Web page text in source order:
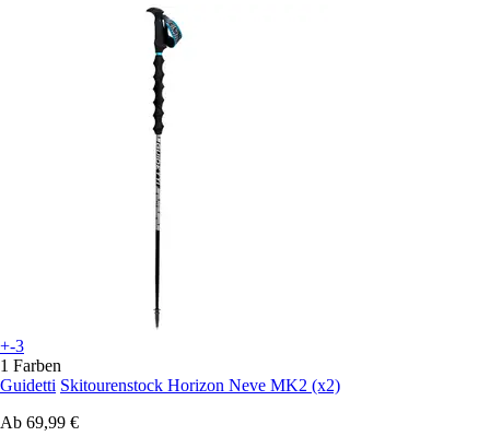
+-3
1 Farben
Guidetti Skitourenstock Horizon Neve MK2 (x2)
Ab 69,99 €